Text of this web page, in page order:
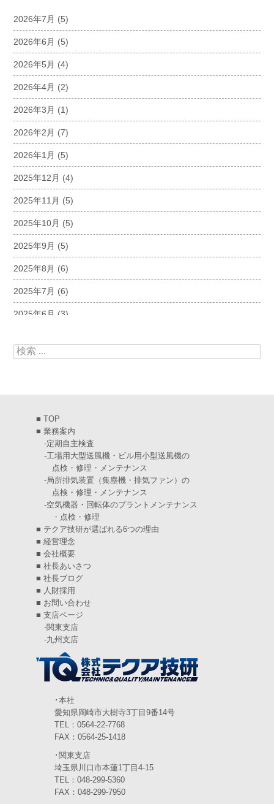
2026年7月 (5)
2026年6月 (5)
2026年5月 (4)
2026年4月 (2)
2026年3月 (1)
2026年2月 (7)
2026年1月 (5)
2025年12月 (4)
2025年11月 (5)
2025年10月 (5)
2025年9月 (5)
2025年8月 (6)
2025年7月 (6)
2025年6月 (3)
2025年4月(5)
2025年1月(7)
2024年12月(4)
2024年11月(6)
2024年10月(5)
2024年9月(4)
2024年8月(5)
2024年7月(6)
2024年6月 (4)
2024年5月(5)
2024年4月(5)
(6)
2024年2月(4)
(6)
2023年12月(3)
2023年10月(3)
2023年9月(4)
検索:
■ TOP
■ 業務案内
-定期自主検査
-工場用大型送風機・ビル用小型送風機の
点検・修理・メンテナンス
-局所排気装置（集塵機・排気ファン）の
点検・修理・メンテナンス
-空気機器・回転体のプラントメンテナンス
・点検・修理
■ テクア技研が選ばれる6つの理由
■ 経営理念
■ 会社概要
■ 社長あいさつ
■ 社長ブログ
■ 人財採用
■ お問い合わせ
■ 支店ページ
-関東支店
-九州支店
･本社
愛知県岡崎市大樹寺3丁目9番14号
TEL：0564-22-7768
FAX：0564-25-1418
･関東支店
埼玉県川口市本蓮1丁目4-15
TEL：048-299-5360
FAX：048-299-7950